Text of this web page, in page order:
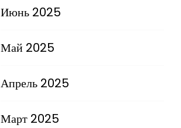
Июнь 2025
Май 2025
Апрель 2025
Март 2025